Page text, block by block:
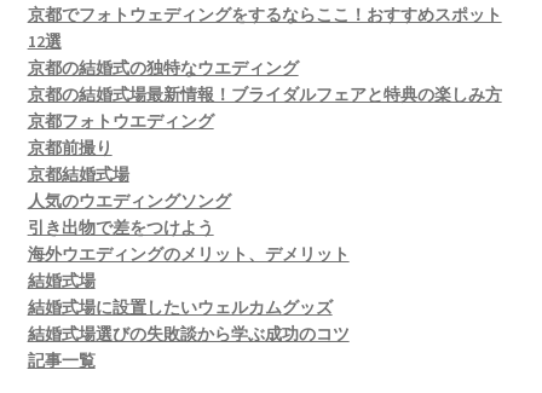
京都でフォトウェディングをするならここ！おすすめスポット
12選
京都の結婚式の独特なウエディング
京都の結婚式場最新情報！ブライダルフェアと特典の楽しみ方
京都フォトウエディング
京都前撮り
京都結婚式場
人気のウエディングソング
引き出物で差をつけよう
海外ウエディングのメリット、デメリット
結婚式場
結婚式場に設置したいウェルカムグッズ
結婚式場選びの失敗談から学ぶ成功のコツ
記事一覧